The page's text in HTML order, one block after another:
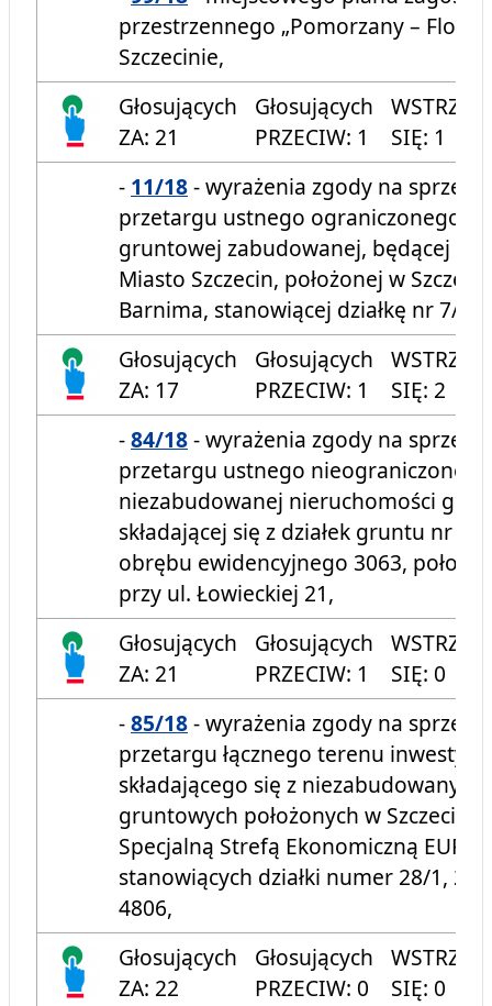
przestrzennego „Pomorzany –
Szczecinie,
Głosujących
ZA: 21
Głosujących
PRZECIW: 1
SIĘ: 1
- 11/18- wyrażenia zgody na
przetargu ustnego ograniczonego
gruntowej zabudowanej, będącej
Miasto Szczecin, położonej w
Barnima, stanowiącej działkę nr 7/
Głosujących
ZA: 17
Głosujących
PRZECIW: 1
SIĘ: 2
-84/18- wyrażenia zgody na
przetargu ustnego nieograniczonego
niezabudowanej nieruchomości
składającej się z działek gruntu nr
obrębu ewidencyjnego 3063,
przy ul. Łowieckiej 21,
Głosujących
ZA: 21
Głosujących
PRZECIW: 1
SIĘ: 0
-85/18- wyrażenia zgody na
przetargu łącznego terenu
składającego się z
gruntowych położonych w
Specjalną Strefą Ekonomiczną EURO
stanowiących działki numer 28/1,
4806,
Głosujących
ZA: 22
Głosujących
PRZECIW: 0
SIĘ: 0